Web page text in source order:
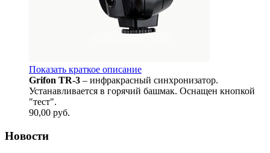
Показать краткое описание
Grifon TR-3 – инфракрасный синхронизатор.
Устанавливается в горячий башмак. Оснащен кнопкой
"тест".
90,00 руб.
Новости